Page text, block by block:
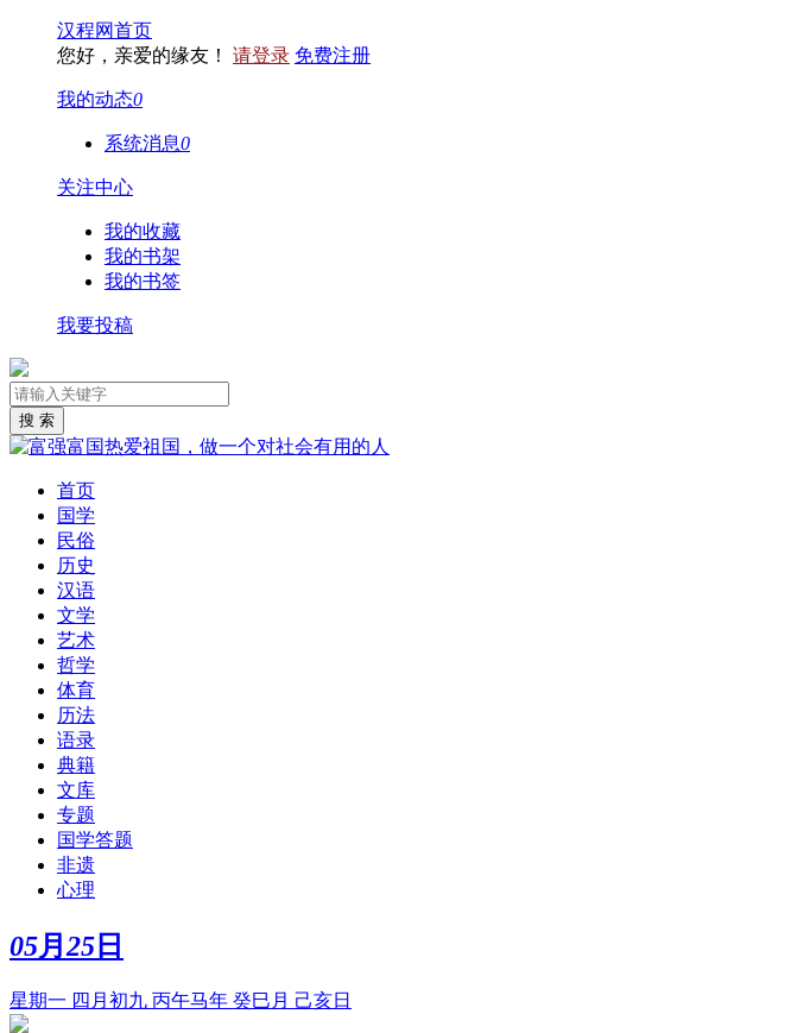
汉程网首页
您好，亲爱的缘友！ 请登录 免费注册
我的动态0
系统消息0
关注中心
我的收藏
我的书架
我的书签
我要投稿
首页
国学
民俗
历史
汉语
文学
艺术
哲学
体育
历法
语录
典籍
文库
专题
国学答题
非遗
心理
05月 25 日
星期一 四月初九 丙午马年 癸巳月 己亥日